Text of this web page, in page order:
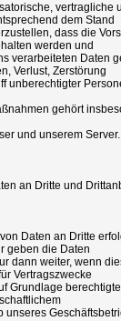
vertragliche
dem Stand
dass die
werden und
Daten
Verlust, Zerstörung
gehört
und unserem Server.
an Dritte und
Daten an Dritte
geben die Daten
weiter, wenn
Vertragszwecke
berechtigter